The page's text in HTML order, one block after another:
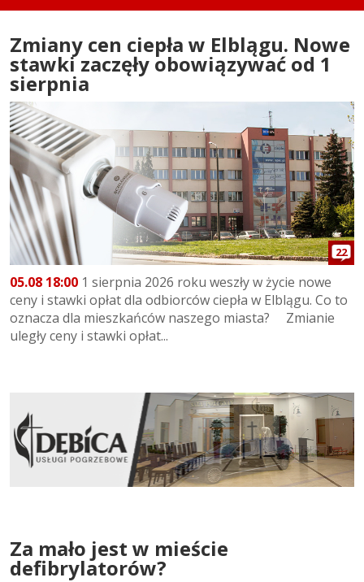
Zmiany cen ciepła w Elblągu. Nowe
stawki zaczęły obowiązywać od 1
sierpnia
22
05.08 18:00 1 sierpnia 2026 roku weszły w życie nowe
ceny i stawki opłat dla odbiorców ciepła w Elblągu. Co to
oznacza dla mieszkańców naszego miasta? Zmianie
uległy ceny i stawki opłat...
Za mało jest w mieście
defibrylatorów?